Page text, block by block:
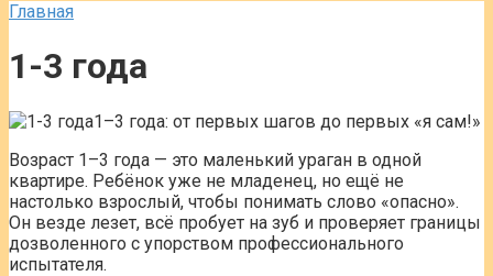
Главная
1-3 года
1–3 года: от первых шагов до первых «я сам!»
Возраст 1–3 года — это маленький ураган в одной
квартире. Ребёнок уже не младенец, но ещё не
настолько взрослый, чтобы понимать слово «опасно».
Он везде лезет, всё пробует на зуб и проверяет границы
дозволенного с упорством профессионального
испытателя.